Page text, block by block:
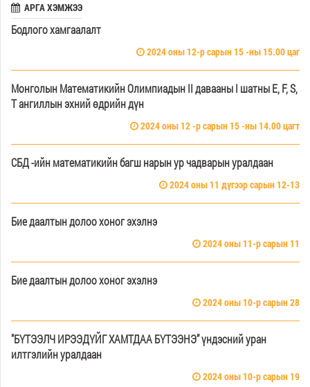
АРГА ХЭМЖЭЭ
Бодлого хамгаалалт
2024 оны 12-р сарын 15 -ны 15.00 цаг
Монголын Математикийн Олимпиадын II давааны I шатны E, F, S,
T ангиллын эхний өдрийн дүн
2024 оны 12 -р сарын 15 -ны 14.00 цагт
СБД -ийн математикийн багш нарын ур чадварын уралдаан
2024 оны 11 дүгээр сарын 12-13
Бие даалтын долоо хоног эхэлнэ
2024 оны 11-р сарын 11
Бие даалтын долоо хоног эхэлнэ
2024 оны 10-р сарын 28
"БҮТЭЭЛЧ ИРЭЭДҮЙГ ХАМТДАА БҮТЭЭНЭ” үндэсний уран
илтгэлийн уралдаан
2024 оны 10-р сарын 19